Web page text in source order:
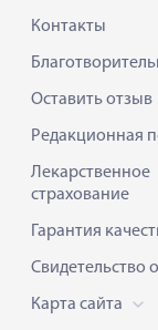
Контакты
Оставить отзыв
Редакционная
Лекарственное
страхование
Гарантия
Свидетельство
Карта сайта